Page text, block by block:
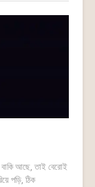
আছে, তাই বেরোই
পড়ি, ঠিক